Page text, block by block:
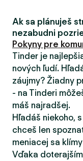
Ak sa plánuješ
nezabudni
Pokyny pre
Tinder je
nových ľudí.
záujmy? Žiadny
- na Tinderi
máš najradšej.
Hľadáš niekoho,
chceš len
meniacej sa
Vďaka